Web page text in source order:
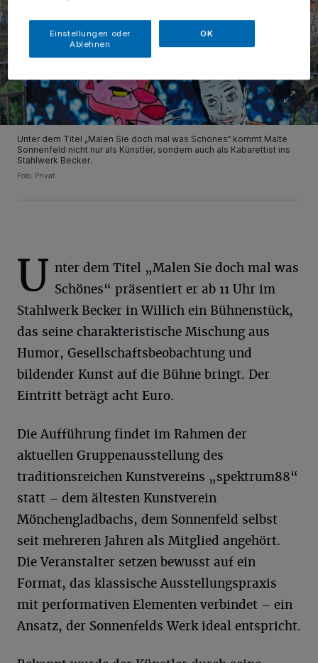
Unter dem Titel „Malen Sie doch mal was Schönes“ kommt Malte
Sonnenfeld nicht nur als Künstler, sondern auch als Kabarettist ins
Stahlwerk Becker.
Foto: Privat
U nter dem Titel „Malen Sie doch mal was
Schönes“ präsentiert er ab 11 Uhr im
Stahlwerk Becker in Willich ein Bühnenstück,
das seine charakteristische Mischung aus
Humor, Gesellschaftsbeobachtung und
bildender Kunst auf die Bühne bringt. Der
Eintritt beträgt acht Euro.
Die Aufführung findet im Rahmen der
aktuellen Gruppenausstellung des
traditionsreichen Kunstvereins „spektrum88“
statt – dem ältesten Kunstverein
Mönchengladbachs, dem Sonnenfeld selbst
seit mehreren Jahren als Mitglied angehört.
Die Veranstalter setzen bewusst auf ein
Format, das klassische Ausstellungspraxis
mit performativen Elementen verbindet – ein
Ansatz, der Sonnenfelds Werk ideal entspricht.
Einstellungen oder
Ablehnen
OK